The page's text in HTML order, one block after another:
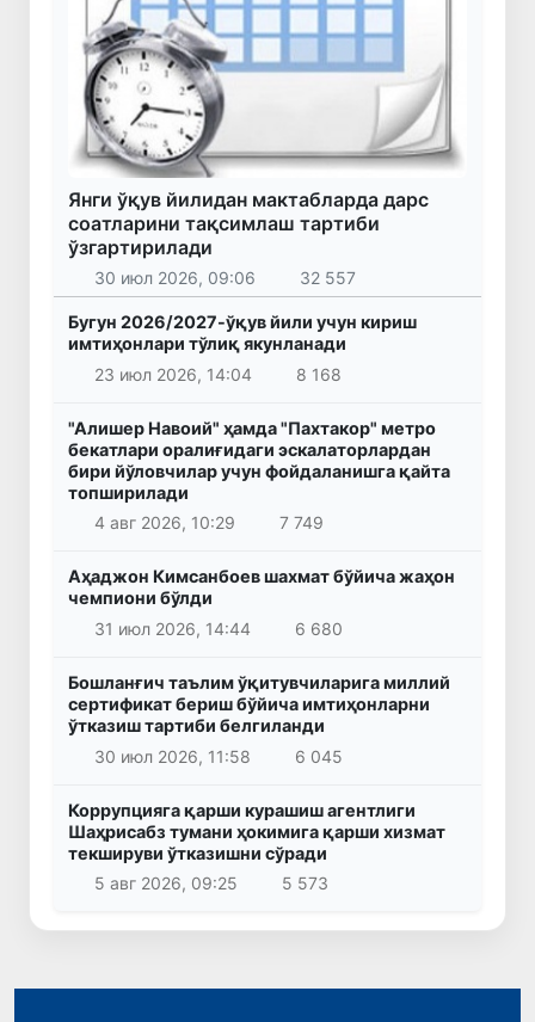
Янги ўқув йилидан мактабларда дарс
соатларини тақсимлаш тартиби
ўзгартирилади
30 июл 2026, 09:06 32 557
Бугун 2026/2027-ўқув йили учун кириш
имтиҳонлари тўлиқ якунланади
23 июл 2026, 14:04
8 168
"Алишер Навоий" ҳамда "Пахтакор" метро
бекатлари оралиғидаги эскалаторлардан
бири йўловчилар учун фойдаланишга қайта
топширилади
4 авг 2026, 10:29
7 749
Аҳаджон Кимсанбоев шахмат бўйича жаҳон
чемпиони бўлди
31 июл 2026, 14:44
6 680
Бошланғич таълим ўқитувчиларига миллий
сертификат бериш бўйича имтиҳонларни
ўтказиш тартиби белгиланди
30 июл 2026, 11:58
6 045
Коррупцияга қарши курашиш агентлиги
Шаҳрисабз тумани ҳокимига қарши хизмат
текшируви ўтказишни сўради
5 авг 2026, 09:25
5 573